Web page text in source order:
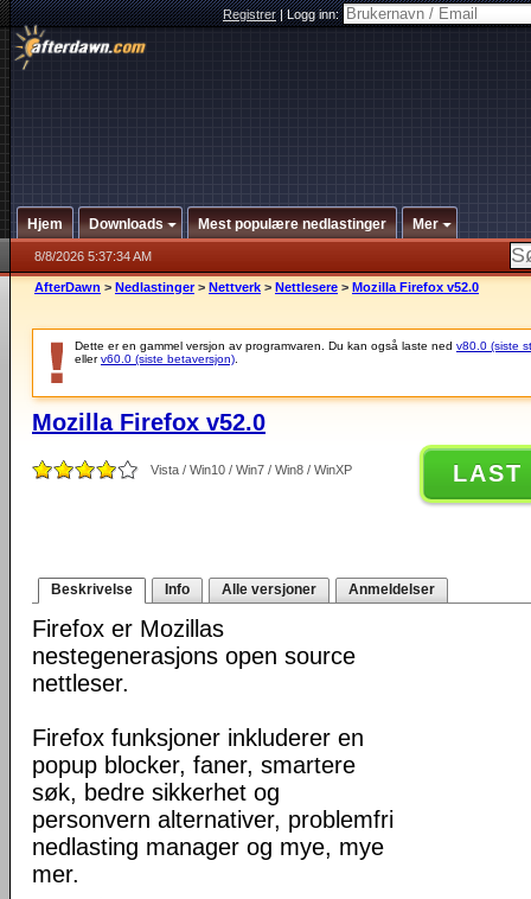
Registrer|Logg inn:
Hjem Downloads Mest populære nedlastinger Mer
8/8/2026 5:37:34 AM
AfterDawn > Nedlastinger > Nettverk > Nettlesere > Mozilla Firefox v52.0
Dette er en gammel versjon av programvaren. Du kan også laste ned v80.0 (siste
ellerv60.0 (siste betaversjon)
Mozilla Firefox v52.0
Vista / Win10 / Win7 / Win8 / WinXP LAST
Beskrivelse Info Alle versjoner Anmeldelser
Firefox er Mozillas
nestegenerasjons open source
nettleser.
Firefox funksjoner inkluderer en
popup blocker, faner, smartere
søk, bedre sikkerhet og
personvern alternativer, problemfri
nedlasting manager og mye, mye
mer.